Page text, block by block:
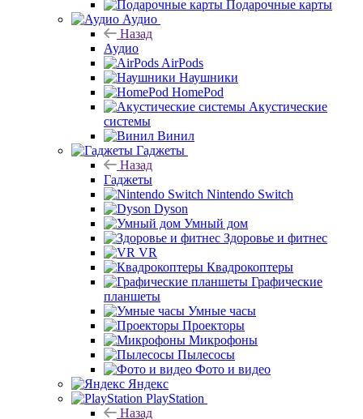
Подарочные карты
Аудио
Назад
Аудио
AirPods
Наушники
HomePod
Акустические
системы
Винил
Гаджеты
Назад
Гаджеты
Nintendo Switch
Dyson
Умный дом
Здоровье и фитнес
VR
Квадрокоптеры
Графические
планшеты
Умные часы
Проекторы
Микрофоны
Пылесосы
Фото и видео
Яндекс
PlayStation
Назад